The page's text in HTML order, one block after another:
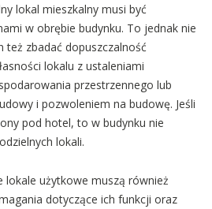
lokal mieszkalny musi być
w obrębie budynku. To jednak nie
też zbadać dopuszczalność
lokalu z ustaleniami
przestrzennego lub
i pozwoleniem na budowę. Jeśli
pod hotel, to w budynku nie
lokali.
lokale użytkowe muszą również
dotyczące ich funkcji oraz